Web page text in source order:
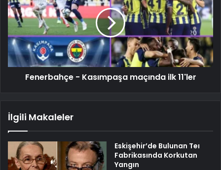
Fenerbahçe - Kasımpaşa maçında ilk 11'ler
İlgili Makaleler
Eskişehir’de Bulunan Teı
Fabrikasında Korkutan
Yangın